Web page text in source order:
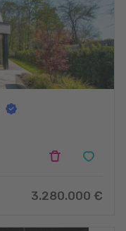
3.280.000 €